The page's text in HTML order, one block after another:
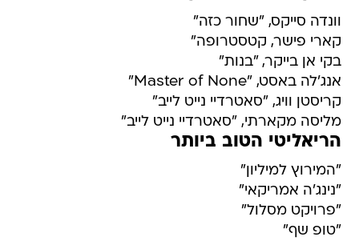
וונדה סייקס, "שחור כזה"
קארי פישר, קטסטרופה"
בקי אן בייקר, "בנות"
אנג'לה באסט, "Master of None"
קריסטן וויג, "סאטרדיי נייט לייב"
מליסה מקארתי, "סאטרדיי נייט לייב"
הריאליטי הטוב ביותר
"המירוץ למיליון"
"נינג'ה אמריקאי"
"פרויקט מסלול"
"טופ שף"